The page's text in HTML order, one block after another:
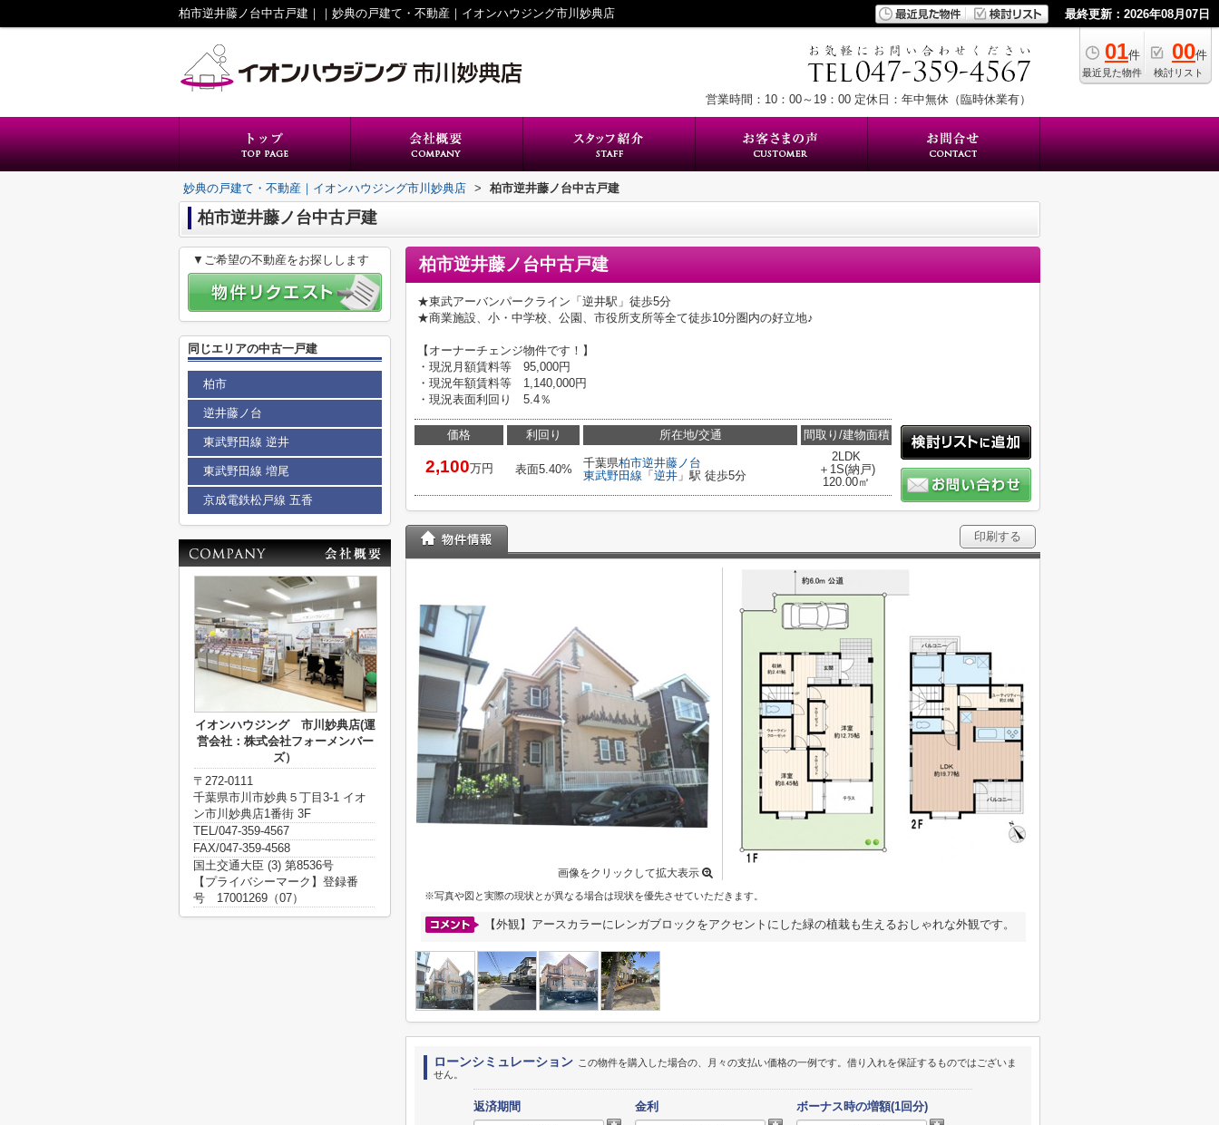
柏市逆井藤ノ台中古戸建｜｜妙典の戸建て・不動産｜イオンハウジング市川妙典店 最終更新：2026年08月07日
01件
最近見た物件
00件
検討リスト
営業時間：10：00～19：00 定休日：年中無休（臨時休業有）
妙典の戸建て・不動産｜イオンハウジング市川妙典店 > 柏市逆井藤ノ台中古戸建
柏市逆井藤ノ台中古戸建
柏市逆井藤ノ台中古戸建
★東武アーバンパークライン「逆井駅」徒歩5分
★商業施設、小・中学校、公園、市役所支所等全て徒歩10分圏内の好立地♪
【オーナーチェンジ物件です！】
・現況月額賃料等 95,000円
・現況年額賃料等 1,140,000円
・現況表面利回り 5.4％
価格
2,100万円
利回り
表面5.40%
所在地/交通
千葉県柏市逆井藤ノ台
東武野田線 「 逆井 」駅 徒歩5分
間取り/建物面積
2LDK
＋1S(納戸)
120.00㎡
印刷する
画像をクリックして拡大表示
※写真や図と実際の現状とが異なる場合は現状を優先させていただきます。
【外観】アースカラーにレンガブロックをアクセントにした緑の植栽も生えるおしゃれな外観です。
ローンシミュレーション この物件を購入した場合の、月々の支払い価格の一例です。借り入れを保証するものではございま
せん。
返済期間 金利 ボーナス時の増額(1回分)
▼ご希望の不動産をお探しします
同じエリアの中古一戸建
柏市
逆井藤ノ台
東武野田線 逆井
東武野田線 増尾
京成電鉄松戸線 五香
イオンハウジング 市川妙典店(運
営会社：株式会社フォーメンバー
ズ）
〒272-0111
千葉県市川市妙典５丁目3-1 イオ
ン市川妙典店1番街 3F
TEL/047-359-4567
FAX/047-359-4568
国土交通大臣 (3) 第8536号
【プライバシーマーク】登録番
号 17001269（07）